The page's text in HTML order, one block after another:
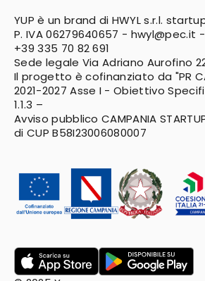
YUP è un brand di HWYL s.r.l.
P. IVA 06279640657 - hwyl@pec.it -
+39 335 70 82 691
Sede legale Via Adriano Aurofino
Il progetto è cofinanziato da "PR
2021-2027 Asse I - Obiettivo
1.1.3 –
Avviso pubblico CAMPANIA
di CUP B58I23006080007